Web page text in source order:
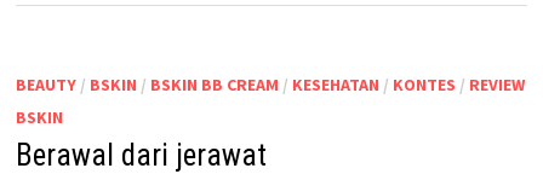
BEAUTY/ BSKIN / BSKIN BB CREAM / KESEHATAN / KONTES / REVIEW
BSKIN
Berawal dari jerawat